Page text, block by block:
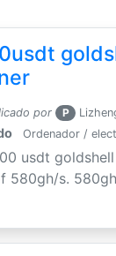
por P
Ordenador /
usdt
580gh/s.